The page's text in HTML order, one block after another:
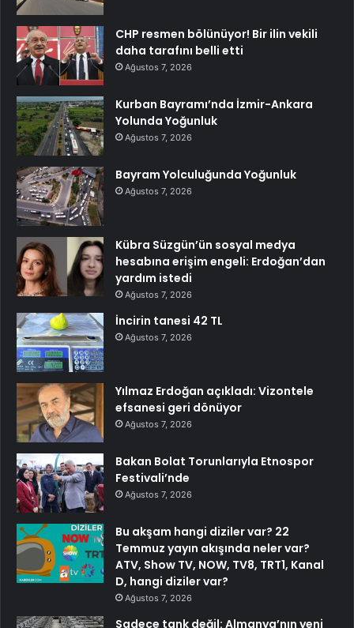
CHP resmen bölünüyor! Bir ilin vekili
daha tarafını belli etti
Ağustos 7, 2026
Kurban Bayramı’nda İzmir-Ankara
Yolunda Yoğunluk
Ağustos 7, 2026
Bayram Yolculuğunda Yoğunluk
Ağustos 7, 2026
Kübra Süzgün’ün sosyal medya
hesabına erişim engeli: Erdoğan’dan
yardım istedi
Ağustos 7, 2026
İncirin tanesi 42 TL
Ağustos 7, 2026
Yılmaz Erdoğan açıkladı: Vizontele
efsanesi geri dönüyor
Ağustos 7, 2026
Bakan Bolat Torunlarıyla Etnospor
Festivali’nde
Ağustos 7, 2026
Bu akşam hangi diziler var? 22
Temmuz yayın akışında neler var?
ATV, Show TV, NOW, TV8, TRT1, Kanal
D, hangi diziler var?
Ağustos 7, 2026
Sadece tank değil: Almanya’nın yeni